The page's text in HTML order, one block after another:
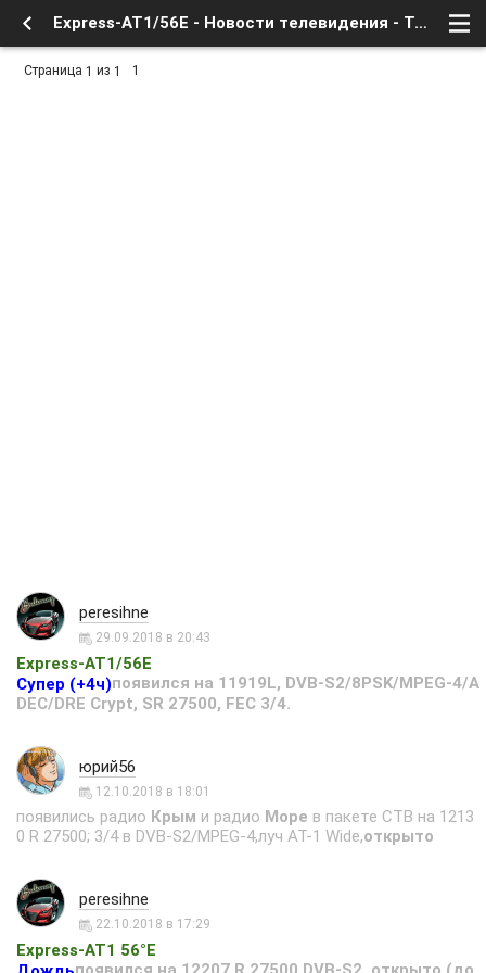
Express-AT1/56E - Новости телевидения - Транспондерные новости - Форум о Спутниковом Телевидении
Страница 1 из 1 1
peresihne
29.09.2018 в 20:43
Express-AT1/56E
Супер (+4ч)появился на 11919L, DVB-S2/8PSK/MPEG-4/A
DEC/DRE Crypt, SR 27500, FEC 3/4.
юрий56
12.10.2018 в 18:01
появились радио Крым и радио Море в пакете СТВ на 1213
0 R 27500; 3/4 в DVB-S2/MPEG-4,луч AT-1 Wide,открыто
peresihne
22.10.2018 в 17:29
Express-AT1 56°Е